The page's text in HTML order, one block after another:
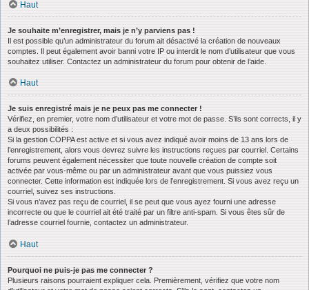
Haut
Je souhaite m’enregistrer, mais je n’y parviens pas !
Il est possible qu’un administrateur du forum ait désactivé la création de nouveaux
comptes. Il peut également avoir banni votre IP ou interdit le nom d’utilisateur que vous
souhaitez utiliser. Contactez un administrateur du forum pour obtenir de l’aide.
Haut
Je suis enregistré mais je ne peux pas me connecter !
Vérifiez, en premier, votre nom d’utilisateur et votre mot de passe. S’ils sont corrects, il y
a deux possibilités :
Si la gestion COPPA est active et si vous avez indiqué avoir moins de 13 ans lors de
l’enregistrement, alors vous devrez suivre les instructions reçues par courriel. Certains
forums peuvent également nécessiter que toute nouvelle création de compte soit
activée par vous-même ou par un administrateur avant que vous puissiez vous
connecter. Cette information est indiquée lors de l’enregistrement. Si vous avez reçu un
courriel, suivez ses instructions.
Si vous n’avez pas reçu de courriel, il se peut que vous ayez fourni une adresse
incorrecte ou que le courriel ait été traité par un filtre anti-spam. Si vous êtes sûr de
l’adresse courriel fournie, contactez un administrateur.
Haut
Pourquoi ne puis-je pas me connecter ?
Plusieurs raisons pourraient expliquer cela. Premièrement, vérifiez que votre nom